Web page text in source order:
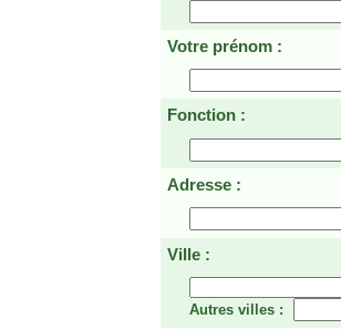
Votre prénom :
Fonction :
Adresse :
Ville :
Autres villes :